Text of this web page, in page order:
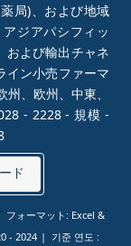
局)、および地域
ジアパシフィッ
および輸出チャネ
イン小売ファーマ
、欧州、中東、
- 2228 - 規模 -
ド
フォーマット: Excel &
- 2024
기준 연도 :